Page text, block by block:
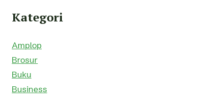
Kategori
Amplop
Brosur
Buku
Business